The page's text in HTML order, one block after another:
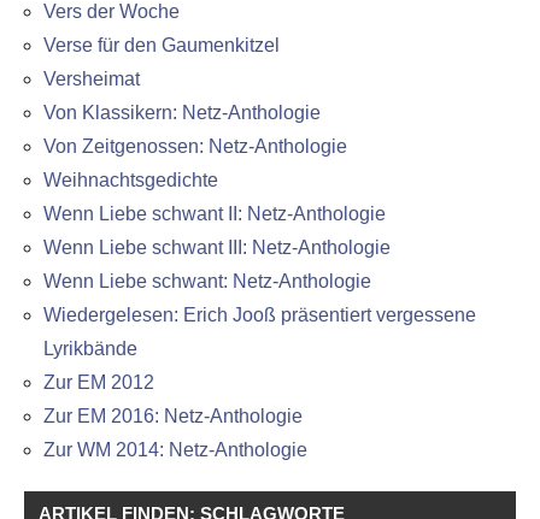
Vers der Woche
Verse für den Gaumenkitzel
Versheimat
Von Klassikern: Netz-Anthologie
Von Zeitgenossen: Netz-Anthologie
Weihnachtsgedichte
Wenn Liebe schwant II: Netz-Anthologie
Wenn Liebe schwant III: Netz-Anthologie
Wenn Liebe schwant: Netz-Anthologie
Wiedergelesen: Erich Jooß präsentiert vergessene
Lyrikbände
Zur EM 2012
Zur EM 2016: Netz-Anthologie
Zur WM 2014: Netz-Anthologie
ARTIKEL FINDEN: SCHLAGWORTE